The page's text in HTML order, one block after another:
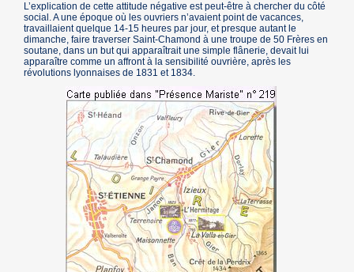
L’explication de cette attitude négative est peut-être à chercher du côté
social. A une époque où les ouvriers n’avaient point de vacances,
travaillaient quelque 14-15 heures par jour, et presque autant le
dimanche, faire traverser Saint-Chamond à une troupe de 50 Frères en
soutane, dans un but qui apparaîtrait une simple flânerie, devait lui
apparaître comme un affront à la sensibilité ouvrière, après les
révolutions lyonnaises de 1831 et 1834.